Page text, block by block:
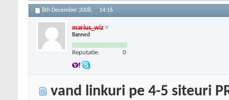
8th December 2008, 14:16
marius_wiz
Banned
Reputatie: 0
vand linkuri pe 4-5 siteuri